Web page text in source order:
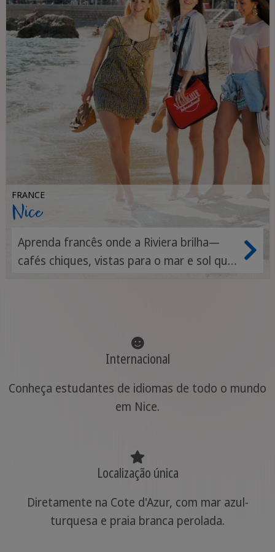
FRANCE
Nice
Aprenda francês onde a Riviera brilha—
cafés chiques, vistas para o mar e sol que
Internacional
Conheça estudantes de idiomas de todo o mundo
em Nice.
Localização única
Diretamente na Cote d'Azur, com mar azul-
turquesa e praia branca perolada.